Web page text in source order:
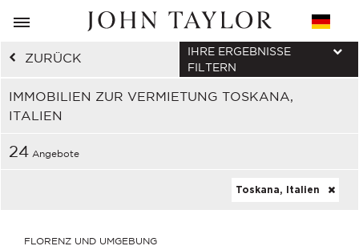
ZURÜCK
IMMOBILIEN ZUR VERMIETUNG TOSKANA,
ITALIEN
IHRE ERGEBNISSE
FILTERN
24 Angebote
Toskana, Italien
FLORENZ UND UMGEBUNG